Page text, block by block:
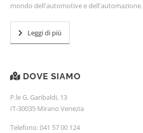
mondo dell'automotive e dell'automazione.
Leggi di più
DOVE SIAMO
P.le G. Garibaldi, 13
IT-30035 Mirano Venezia
Telefono:041 57 00 124